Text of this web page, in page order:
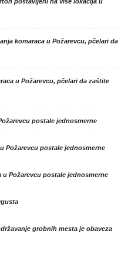
komaraca u Požarevcu, pčelari da
u Požarevcu, pčelari da zaštite
postale jednosmerne
Požarevcu postale jednosmerne
Požarevcu postale jednosmerne
grobnih mesta je obaveza